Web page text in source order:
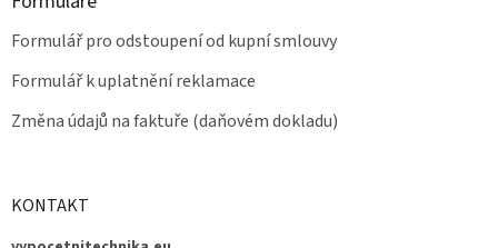
Formulář pro odstoupení od kupní smlouvy
Formulář k uplatnění reklamace
Změna údajů na faktuře (daňovém dokladu)
KONTAKT